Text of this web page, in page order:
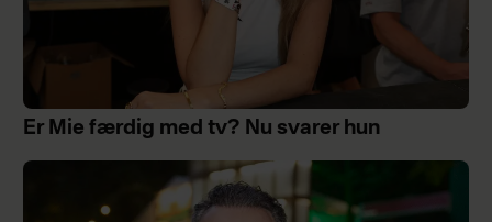
Er Mie færdig med tv? Nu svarer hun